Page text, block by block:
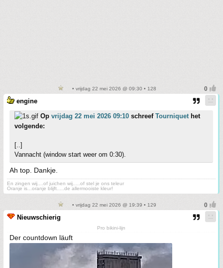
• vrijdag 22 mei 2026 @ 09:30 • 128
engine
Op vrijdag 22 mei 2026 09:10 schreef Tourniquethet
volgende:
[..]
Vannacht (window start weer om 0:30).
Ah top. Dankje.
En zingen wij....of juichen wij.....of stel je ons teleur
Oranje is...oranje blijft.....de allermooiste kleur!
• vrijdag 22 mei 2026 @ 19:39 • 129
Nieuwschierig
Pro bikini-lijn
Der countdown läuft